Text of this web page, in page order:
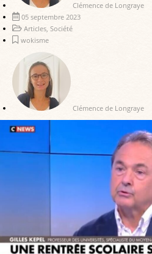
Clémence de Longraye
05 septembre 2023
Articles, Société
wokisme
Clémence de Longraye